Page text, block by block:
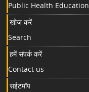
Public Health Education
खोज करें
Search
हमें संपर्क करें
Contact us
सईटमॉप